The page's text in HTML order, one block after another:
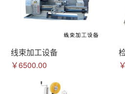
线束加工设备
￥6500.00